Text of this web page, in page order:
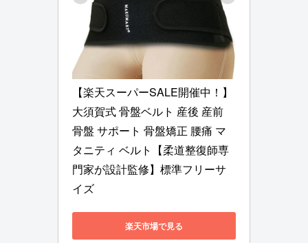
【楽天スーパーSALE開催中！】
大須賀式 骨盤ベルト 産後 産前
骨盤 サポート 骨盤矯正 腰痛 マ
タニティ ベルト【柔道整復師専
門家が設計監修】標準フリーサ
イズ
楽天市場で見る